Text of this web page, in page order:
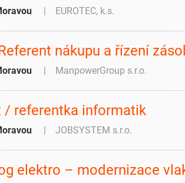
EUROTEC, k.s.
nákupu a řízení
ManpowerGroup s.r.o.
/ referentka informatik
JOBSYSTEM s.r.o.
elektro – modernizace